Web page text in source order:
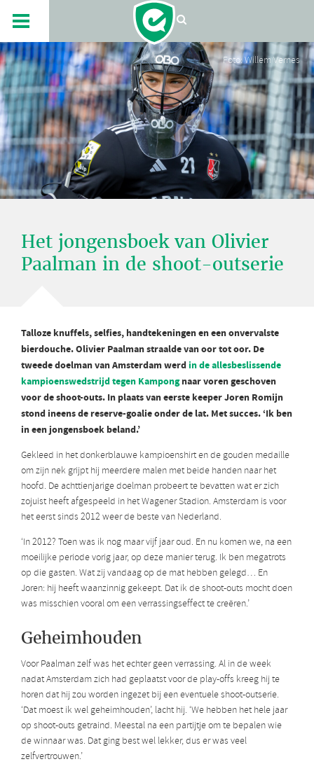
Foto: Willem Vernes
Het jongensboek van Olivier
Paalman in de shoot-outserie
Talloze knuffels, selfies, handtekeningen en een onvervalste
bierdouche. Olivier Paalman straalde van oor tot oor. De
tweede doelman van Amsterdam werd in de allesbeslissende
kampioenswedstrijd tegen Kampongnaar voren geschoven
voor de shoot-outs. In plaats van eerste keeper Joren Romijn
stond ineens de reserve-goalie onder de lat. Met succes. ‘Ik ben
in een jongensboek beland.’
Gekleed in het donkerblauwe kampioenshirt en de gouden medaille
om zijn nek grijpt hij meerdere malen met beide handen naar het
hoofd. De achttienjarige doelman probeert te bevatten wat er zich
zojuist heeft afgespeeld in het Wagener Stadion. Amsterdam is voor
het eerst sinds 2012 weer de beste van Nederland.
‘In 2012? Toen was ik nog maar vijf jaar oud. En nu komen we, na een
moeilijke periode vorig jaar, op deze manier terug. Ik ben megatrots
op die gasten. Wat zij vandaag op de mat hebben gelegd… En
Joren: hij heeft waanzinnig gekeept. Dat ik de shoot-outs mocht doen
was misschien vooral om een verrassingseffect te creëren.’
Geheimhouden
Voor Paalman zelf was het echter geen verrassing. Al in de week
nadat Amsterdam zich had geplaatst voor de play-offs kreeg hij te
horen dat hij zou worden ingezet bij een eventuele shoot-outserie.
‘Dat moest ik wel geheimhouden’, lacht hij. ‘We hebben het hele jaar
op shoot-outs getraind. Meestal na een partijtje om te bepalen wie
de winnaar was. Dat ging best wel lekker, dus er was veel
zelfvertrouwen.’